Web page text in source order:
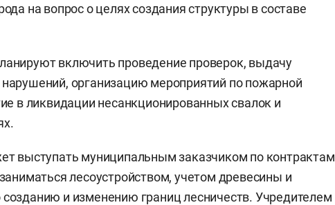
на вопрос о целях создания структуры в составе
включить проведение проверок, выдачу
нарушений, организацию мероприятий по пожарной
в ликвидации несанкционированных свалок и
выступать муниципальным заказчиком по контрактам
лесоустройством, учетом древесины и
созданию и изменению границ лесничеств. Учредителем